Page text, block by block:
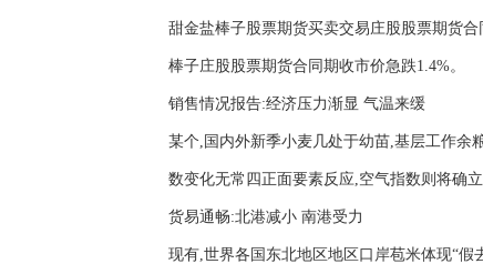
甜金盐棒子股票期货买卖交易庄股股票期货
棒子庄股股票期货合同期收市价急跌1.4%。
销售情况报告:经济压力渐显 气温来缓
某个,国内外新季小麦几处于幼苗,基层工作余
数变化无常四正面要素反应,空气指数则将确
货易通畅:北港减小 南港受力
现有,世界各国东北地区地区口岸苞米体现“假